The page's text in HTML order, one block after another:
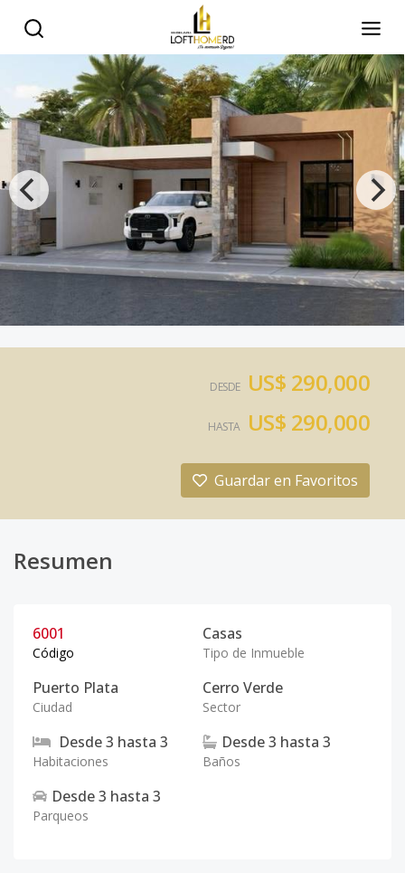
DESDE US$ 290,000
HASTA US$ 290,000
Guardar en Favoritos
Resumen
6001
Código
Casas
Tipo de Inmueble
Puerto Plata
Ciudad
Cerro Verde
Sector
Desde3 hasta 3
Habitaciones
Desde3 hasta 3
Baños
Desde3 hasta 3
Parqueos